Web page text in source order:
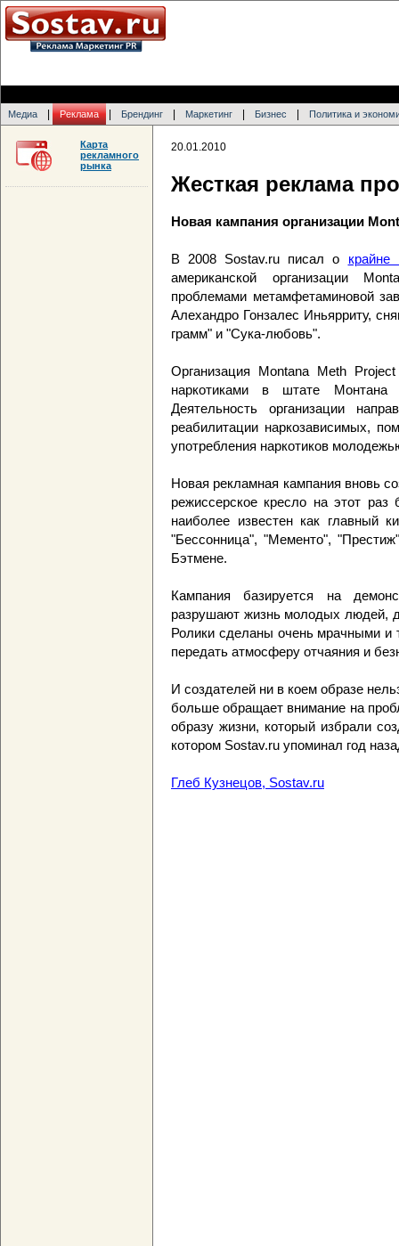
Медиа Реклама Брендинг Маркетинг Бизнес Политика и
20.01.2010
Жесткая реклама
Новая кампания организации
В 2008 Sostav.ru писал о крайне
американской организации
проблемами метамфетаминовой
Алехандро Гонзалес Иньярриту,
грамм" и "Сука-любовь".
Организация Montana Meth
наркотиками в штате Монтана
Деятельность организации
реабилитации наркозависимых,
употребления наркотиков
Новая рекламная кампания вновь
режиссерское кресло на этот
наиболее известен как главный
"Бессонница", "Мементо",
Бэтмене.
Кампания базируется на
разрушают жизнь молодых людей,
Ролики сделаны очень мрачными и
передать атмосферу отчаяния и
И создателей ни в коем образе
больше обращает внимание на
образу жизни, который избрали
котором Sostav.ru упоминал год
Глеб Кузнецов, Sostav.ru
Карта
рекламного
рынка